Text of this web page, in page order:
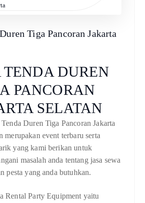
Tiga Pancoran Jakarta
TENDA DUREN
PANCORAN
SELATAN
Duren Tiga Pancoran Jakarta
merupakan event terbaru serta
yang kami berikan untuk
masalah anda tentang jasa sewa
pesta yang anda butuhkan.
Rental Party Equipment yaitu